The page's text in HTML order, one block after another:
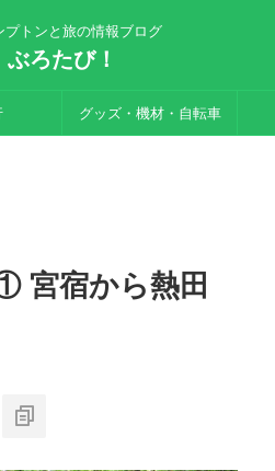
プトンと旅の情報ブログ
ぶろたび！
グッズ・機材・自転車
宮宿から熱田